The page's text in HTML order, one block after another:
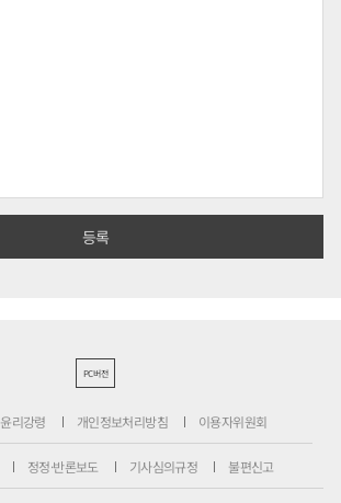
PC버전
윤리강령 개인정보처리방침 이용자위원회
정정·반론보도 기사심의규정 불편신고